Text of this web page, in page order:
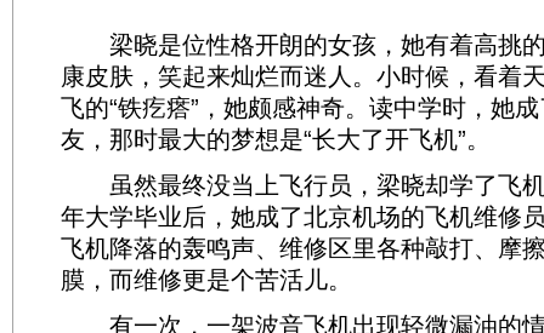
梁晓是位性格开朗的女孩，她有着高挑
康皮肤，笑起来灿烂而迷人。小时候，看着
飞的“铁疙瘩”，她颇感神奇。读中学时，她
友，那时最大的梦想是“长大了开飞机”。
虽然最终没当上飞行员，梁晓却学了飞
年大学毕业后，她成了北京机场的飞机维修
飞机降落的轰鸣声、维修区里各种敲打、摩
膜，而维修更是个苦活儿。
有一次，一架波音飞机出现轻微漏油的